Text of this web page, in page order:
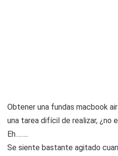
Obtener una fundas macbook
una tarea difícil de realizar, ¿no
Eh……..
Se siente bastante agitado